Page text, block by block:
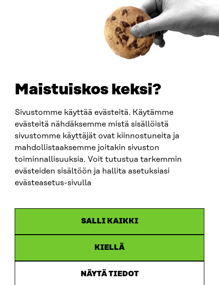
Maistuiskos keksi?
Sivustomme käyttää evästeitä. Käytämme
evästeitä nähdäksemme mistä sisällöistä
sivustomme käyttäjät ovat kiinnostuneita ja
mahdollistaaksemme joitakin sivuston
toiminnallisuuksia. Voit tutustua tarkemmin
evästeiden sisältöön ja hallita asetuksiasi
evästeasetus-sivulla
SALLI KAIKKI
KIELLÄ
NÄYTÄ TIEDOT
fornamn.efternamn@sitra.fi
SITRA PÅ SOCIALA MEDIER
LinkedIn
Instagram
YouTube
Tillgänglighetsutredning